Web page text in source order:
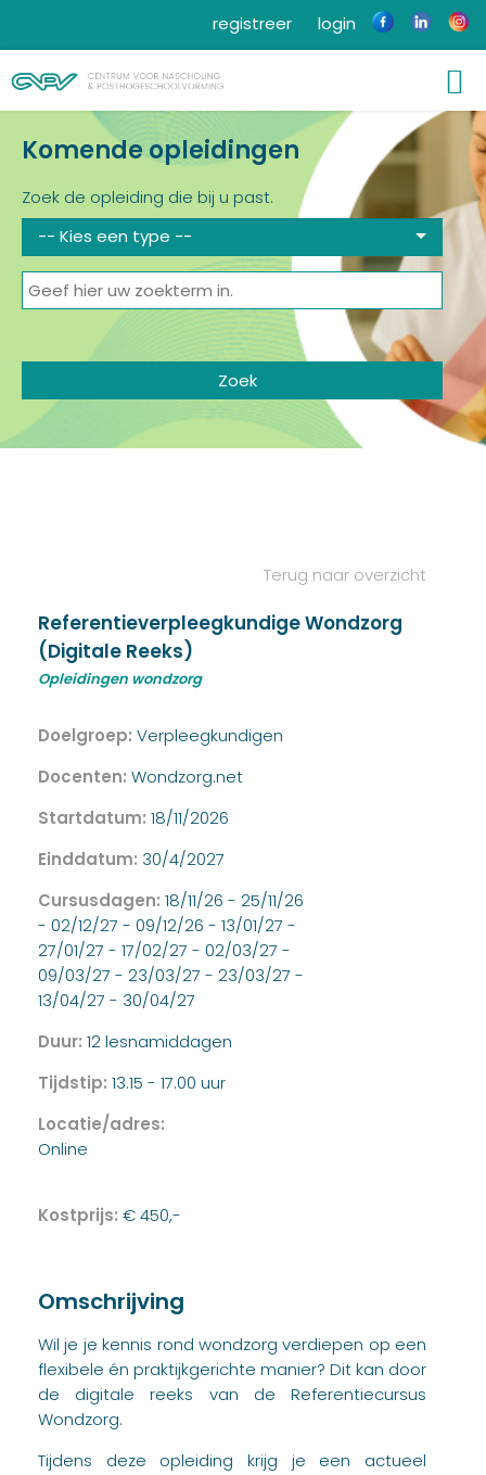
login
registreer
Komende opleidingen
Zoek de opleiding die bij u past.
-- Kies een type --
Terug naar overzicht
Referentieverpleegkundige Wondzorg
(Digitale Reeks)
Opleidingen wondzorg
Doelgroep: Verpleegkundigen
Docenten: Wondzorg.net
Startdatum: 18/11/2026
Einddatum: 30/4/2027
Cursusdagen: 18/11/26 - 25/11/26
- 02/12/27 - 09/12/26 - 13/01/27 -
27/01/27 - 17/02/27 - 02/03/27 -
09/03/27 - 23/03/27 - 23/03/27 -
13/04/27 - 30/04/27
Duur: 12 lesnamiddagen
Tijdstip: 13.15 - 17.00 uur
Locatie/adres:
Online
Kostprijs: € 450,-
Omschrijving
Wil je je kennis rond wondzorg verdiepen op een
flexibele én praktijkgerichte manier? Dit kan door
de digitale reeks van de Referentiecursus
Wondzorg.
Tijdens deze opleiding krijg je een actueel